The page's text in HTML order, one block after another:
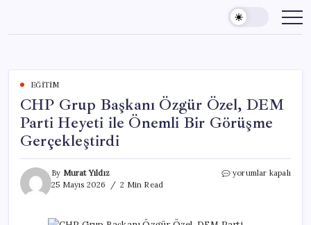
content
EĞITIM
CHP Grup Başkanı Özgür Özel, DEM
Parti Heyeti ile Önemli Bir Görüşme
Gerçekleştirdi
By Murat Yıldız
25 Mayıs 2026
2 Min Read
CHP
Özel,
yorumlar kapalı